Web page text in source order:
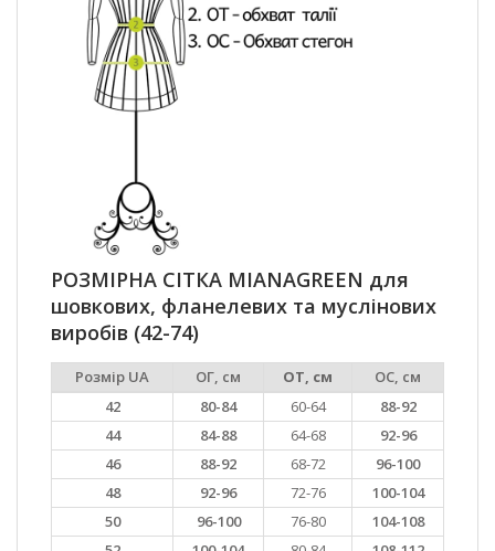
РОЗМІРНА СІТКА MIANAGREEN для
шовкових, фланелевих та муслінових
виробів (42-74)
Розмір UA ОГ, см ОТ, см
ОС, см
42
80-84 60-64
88-92
44
84-88 64-68
92-96
46
88-92 68-72
96-100
48
92-96 72-76
100-104
50
96-100 76-80
104-108